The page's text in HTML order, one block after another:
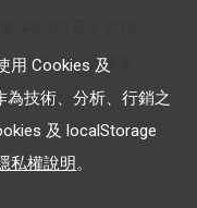
電商行銷新境界
行銷策略
用 Cookies 及
技術、分析、行銷之
及 localStorage
私權說明。